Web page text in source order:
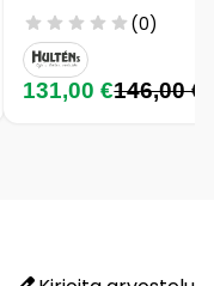
(0)
131,00 €146,00 €